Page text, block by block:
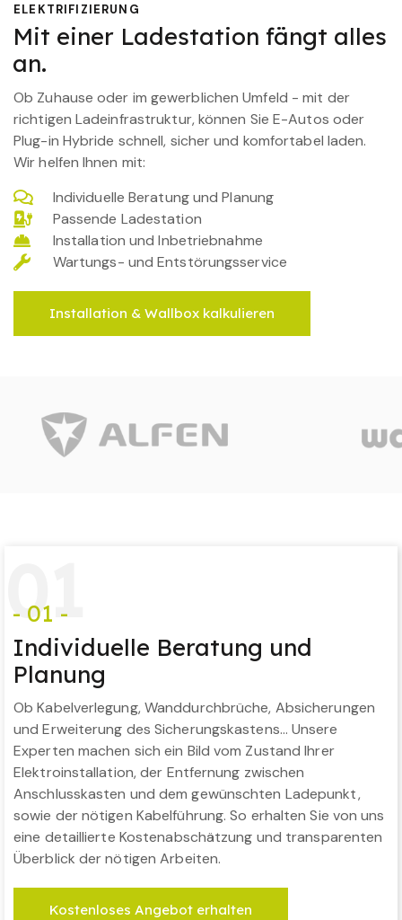
ELEKTRIFIZIERUNG
Mit einer Ladestation fängt alles
an.
Ob Zuhause oder im gewerblichen Umfeld - mit der
richtigen Ladeinfrastruktur, können Sie E-Autos oder
Plug-in Hybride schnell, sicher und komfortabel laden.
Wir helfen Ihnen mit:
Individuelle Beratung und Planung
Passende Ladestation
Installation und Inbetriebnahme
Wartungs- und Entstörungsservice
Installation & Wallbox kalkulieren
01
- 01 -
Individuelle Beratung und
Planung
Ob Kabelverlegung, Wanddurchbrüche, Absicherungen
und Erweiterung des Sicherungskastens… Unsere
Experten machen sich ein Bild vom Zustand Ihrer
Elektroinstallation, der Entfernung zwischen
Anschlusskasten und dem gewünschten Ladepunkt,
sowie der nötigen Kabelführung. So erhalten Sie von uns
eine detaillierte Kostenabschätzung und transparenten
Überblick der nötigen Arbeiten.
Kostenloses Angebot erhalten